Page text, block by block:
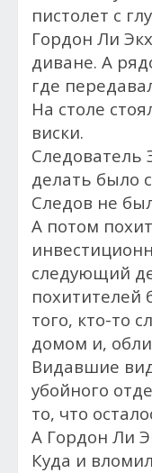
пистолет с
Гордон Ли
диване. А
где
На столе
виски.
Следователь
делать было
Следов не
А потом п
следующий
похитителей
того, кто-то
домом и,
Видавшие
убойного
то, что
А Гордон Ли
Куда и